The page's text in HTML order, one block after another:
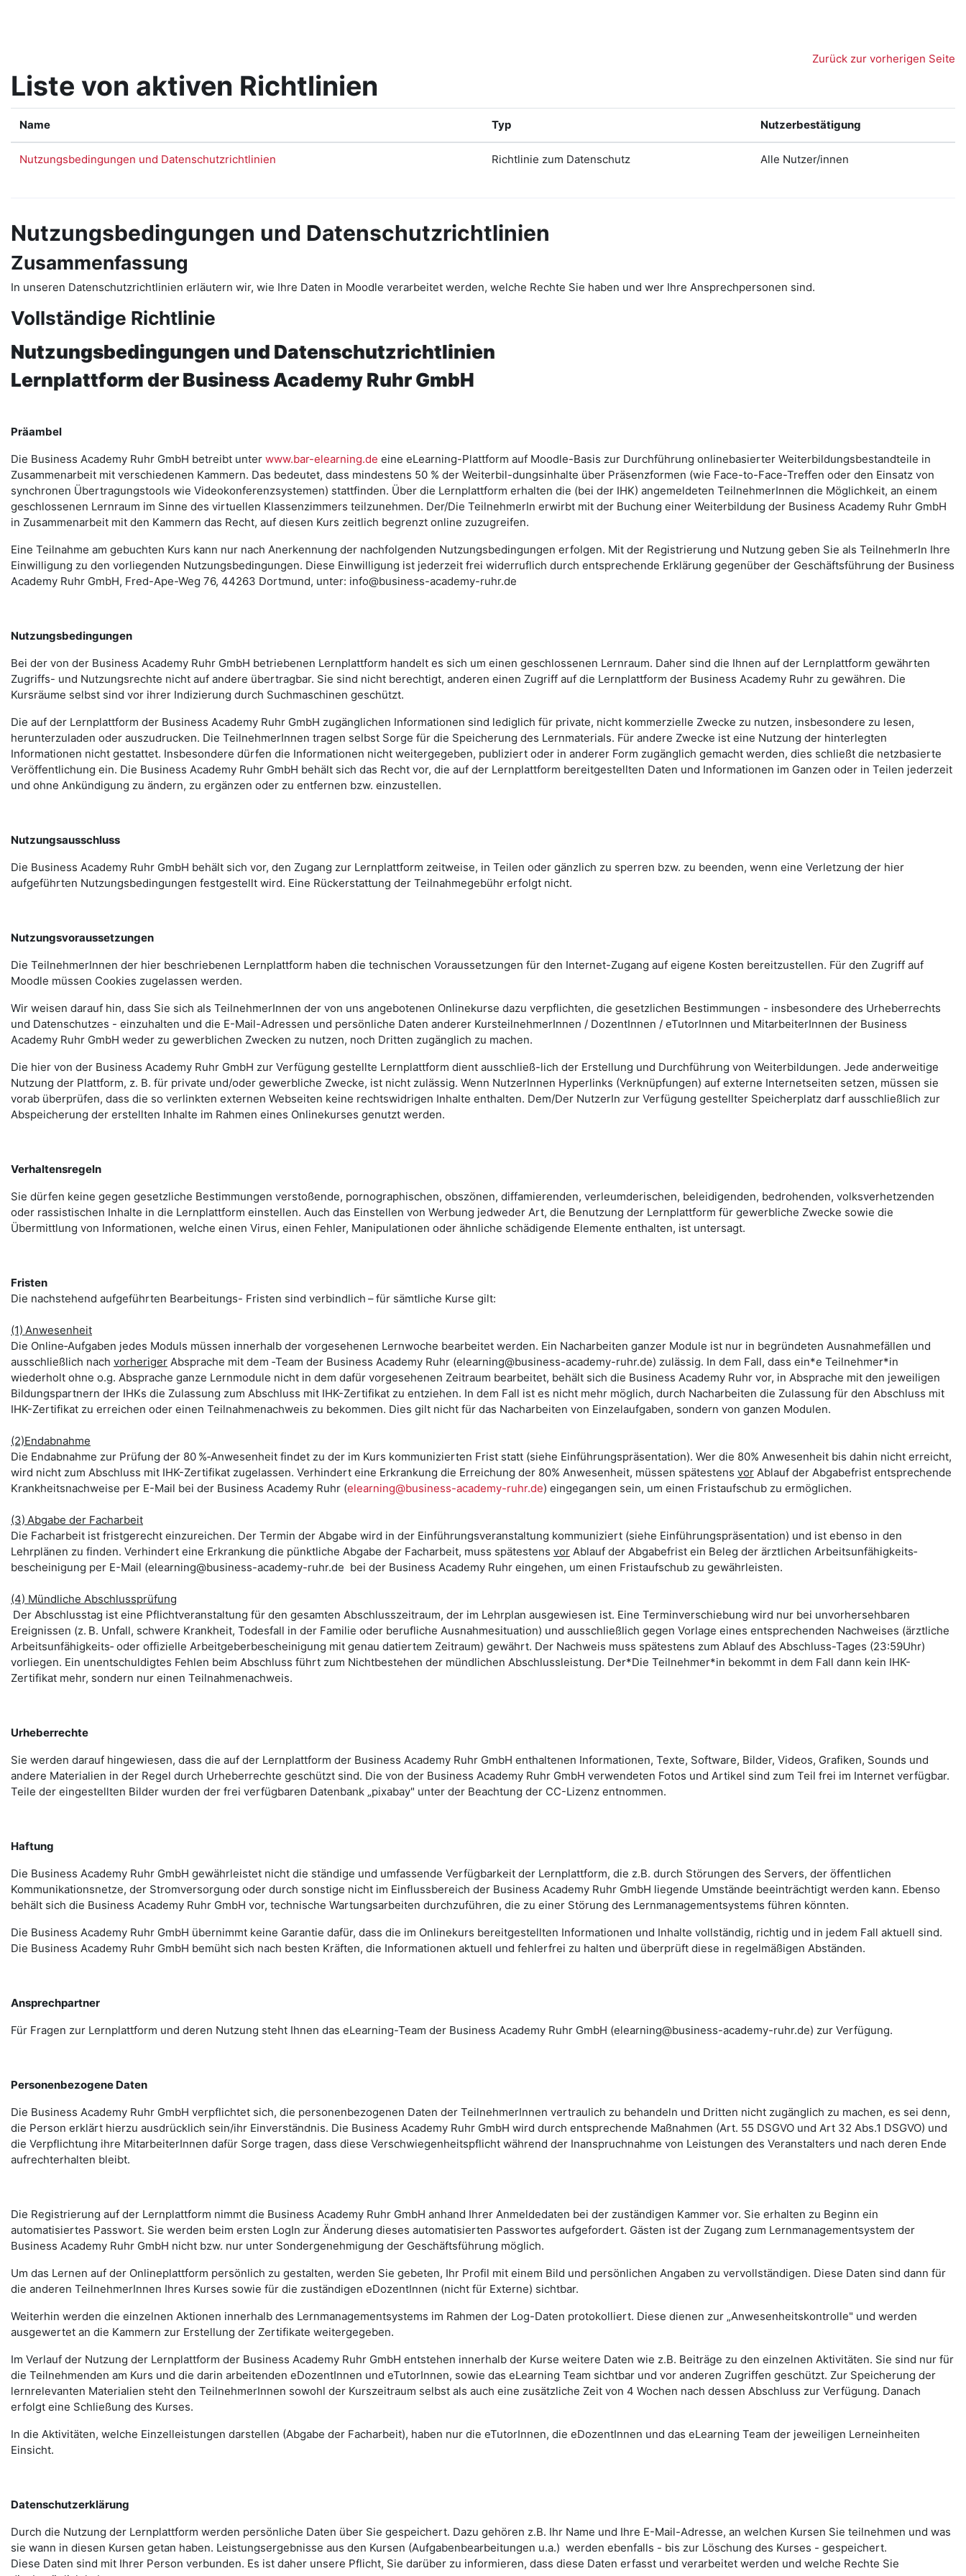
Zurück zur vorherigen Seite
Liste von aktiven Richtlinien
Name Typ Nutzerbestätigung
Nutzungsbedingungen und Datenschutzrichtlinien Richtlinie zum Datenschutz Alle Nutzer/innen
Nutzungsbedingungen und Datenschutzrichtlinien
Zusammenfassung
In unseren Datenschutzrichtlinien erläutern wir, wie Ihre Daten in Moodle verarbeitet werden, welche Rechte Sie haben und wer Ihre Ansprechpersonen sind.
Vollständige Richtlinie
Nutzungsbedingungen und Datenschutzrichtlinien
Lernplattform der Business Academy Ruhr GmbH
Präambel
Die Business Academy Ruhr GmbH betreibt unter www.bar-elearning.de eine eLearning-Plattform auf Moodle-Basis zur Durchführung onlinebasierter Weiterbildungsbestandteile in
Zusammenarbeit mit verschiedenen Kammern. Das bedeutet, dass mindestens 50 % der Weiterbil-dungsinhalte über Präsenzformen (wie Face-to-Face-Treffen oder den Einsatz von
synchronen Übertragungstools wie Videokonferenzsystemen) stattfinden. Über die Lernplattform erhalten die (bei der IHK) angemeldeten TeilnehmerInnen die Möglichkeit, an einem
geschlossenen Lernraum im Sinne des virtuellen Klassenzimmers teilzunehmen. Der/Die TeilnehmerIn erwirbt mit der Buchung einer Weiterbildung der Business Academy Ruhr GmbH
in Zusammenarbeit mit den Kammern das Recht, auf diesen Kurs zeitlich begrenzt online zuzugreifen.
Eine Teilnahme am gebuchten Kurs kann nur nach Anerkennung der nachfolgenden Nutzungsbedingungen erfolgen. Mit der Registrierung und Nutzung geben Sie als TeilnehmerIn Ihre
Einwilligung zu den vorliegenden Nutzungsbedingungen. Diese Einwilligung ist jederzeit frei widerruflich durch entsprechende Erklärung gegenüber der Geschäftsführung der Business
Academy Ruhr GmbH, Fred-Ape-Weg 76, 44263 Dortmund, unter: info@business-academy-ruhr.de
Nutzungsbedingungen
Bei der von der Business Academy Ruhr GmbH betriebenen Lernplattform handelt es sich um einen geschlossenen Lernraum. Daher sind die Ihnen auf der Lernplattform gewährten
Zugriffs- und Nutzungsrechte nicht auf andere übertragbar. Sie sind nicht berechtigt, anderen einen Zugriff auf die Lernplattform der Business Academy Ruhr zu gewähren. Die
Kursräume selbst sind vor ihrer Indizierung durch Suchmaschinen geschützt.
Die auf der Lernplattform der Business Academy Ruhr GmbH zugänglichen Informationen sind lediglich für private, nicht kommerzielle Zwecke zu nutzen, insbesondere zu lesen,
herunterzuladen oder auszudrucken. Die TeilnehmerInnen tragen selbst Sorge für die Speicherung des Lernmaterials. Für andere Zwecke ist eine Nutzung der hinterlegten
Informationen nicht gestattet. Insbesondere dürfen die Informationen nicht weitergegeben, publiziert oder in anderer Form zugänglich gemacht werden, dies schließt die netzbasierte
Veröffentlichung ein. Die Business Academy Ruhr GmbH behält sich das Recht vor, die auf der Lernplattform bereitgestellten Daten und Informationen im Ganzen oder in Teilen jederzeit
und ohne Ankündigung zu ändern, zu ergänzen oder zu entfernen bzw. einzustellen.
Nutzungsausschluss
Die Business Academy Ruhr GmbH behält sich vor, den Zugang zur Lernplattform zeitweise, in Teilen oder gänzlich zu sperren bzw. zu beenden, wenn eine Verletzung der hier
aufgeführten Nutzungsbedingungen festgestellt wird. Eine Rückerstattung der Teilnahmegebühr erfolgt nicht.
Nutzungsvoraussetzungen
Die TeilnehmerInnen der hier beschriebenen Lernplattform haben die technischen Voraussetzungen für den Internet-Zugang auf eigene Kosten bereitzustellen. Für den Zugriff auf
Moodle müssen Cookies zugelassen werden.
Wir weisen darauf hin, dass Sie sich als TeilnehmerInnen der von uns angebotenen Onlinekurse dazu verpflichten, die gesetzlichen Bestimmungen - insbesondere des Urheberrechts
und Datenschutzes - einzuhalten und die E-Mail-Adressen und persönliche Daten anderer KursteilnehmerInnen / DozentInnen / eTutorInnen und MitarbeiterInnen der Business
Academy Ruhr GmbH weder zu gewerblichen Zwecken zu nutzen, noch Dritten zugänglich zu machen.
Die hier von der Business Academy Ruhr GmbH zur Verfügung gestellte Lernplattform dient ausschließ-lich der Erstellung und Durchführung von Weiterbildungen. Jede anderweitige
Nutzung der Plattform, z. B. für private und/oder gewerbliche Zwecke, ist nicht zulässig. Wenn NutzerInnen Hyperlinks (Verknüpfungen) auf externe Internetseiten setzen, müssen sie
vorab überprüfen, dass die so verlinkten externen Webseiten keine rechtswidrigen Inhalte enthalten. Dem/Der NutzerIn zur Verfügung gestellter Speicherplatz darf ausschließlich zur
Abspeicherung der erstellten Inhalte im Rahmen eines Onlinekurses genutzt werden.
Verhaltensregeln
Sie dürfen keine gegen gesetzliche Bestimmungen verstoßende, pornographischen, obszönen, diffamierenden, verleumderischen, beleidigenden, bedrohenden, volksverhetzenden
oder rassistischen Inhalte in die Lernplattform einstellen. Auch das Einstellen von Werbung jedweder Art, die Benutzung der Lernplattform für gewerbliche Zwecke sowie die
Übermittlung von Informationen, welche einen Virus, einen Fehler, Manipulationen oder ähnliche schädigende Elemente enthalten, ist untersagt.
Fristen
Die nachstehend aufgeführten Bearbeitungs- Fristen sind verbindlich – für sämtliche Kurse gilt:
(1) Anwesenheit
Die Online‑Aufgaben jedes Moduls müssen innerhalb der vorgesehenen Lernwoche bearbeitet werden. Ein Nacharbeiten ganzer Module ist nur in begründeten Ausnahmefällen und
ausschließlich nach vorheriger Absprache mit dem ‑Team der Business Academy Ruhr (elearning@business-academy-ruhr.de) zulässig. In dem Fall, dass ein*e Teilnehmer*in
wiederholt ohne o.g. Absprache ganze Lernmodule nicht in dem dafür vorgesehenen Zeitraum bearbeitet, behält sich die Business Academy Ruhr vor, in Absprache mit den jeweiligen
Bildungspartnern der IHKs die Zulassung zum Abschluss mit IHK-Zertifikat zu entziehen. In dem Fall ist es nicht mehr möglich, durch Nacharbeiten die Zulassung für den Abschluss mit
IHK-Zertifikat zu erreichen oder einen Teilnahmenachweis zu bekommen. Dies gilt nicht für das Nacharbeiten von Einzelaufgaben, sondern von ganzen Modulen.
(2)Endabnahme
Die Endabnahme zur Prüfung der 80 %‑Anwesenheit findet zu der im Kurs kommunizierten Frist statt (siehe Einführungspräsentation). Wer die 80% Anwesenheit bis dahin nicht erreicht,
wird nicht zum Abschluss mit IHK-Zertifikat zugelassen. Verhindert eine Erkrankung die Erreichung der 80% Anwesenheit, müssen spätestens vor Ablauf der Abgabefrist entsprechende
Krankheitsnachweise per E-Mail bei der Business Academy Ruhr (elearning@business-academy-ruhr.de) eingegangen sein, um einen Fristaufschub zu ermöglichen.
(3) Abgabe der Facharbeit
Die Facharbeit ist fristgerecht einzureichen. Der Termin der Abgabe wird in der Einführungsveranstaltung kommuniziert (siehe Einführungspräsentation) und ist ebenso in den
Lehrplänen zu finden. Verhindert eine Erkrankung die pünktliche Abgabe der Facharbeit, muss spätestens vor Ablauf der Abgabefrist ein Beleg der ärztlichen Arbeitsunfähigkeits­
bescheinigung per E-Mail (elearning@business-academy-ruhr.de bei der Business Academy Ruhr eingehen, um einen Fristaufschub zu gewährleisten.
(4) Mündliche Abschlussprüfung
Der Abschlusstag ist eine Pflichtveranstaltung für den gesamten Abschlusszeitraum, der im Lehrplan ausgewiesen ist. Eine Terminverschiebung wird nur bei unvorhersehbaren
Ereignissen (z. B. Unfall, schwere Krankheit, Todesfall in der Familie oder berufliche Ausnahmesituation) und ausschließlich gegen Vorlage eines entsprechenden Nachweises (ärztliche
Arbeitsunfähigkeits‑ oder offizielle Arbeitgeberbescheinigung mit genau datiertem Zeitraum) gewährt. Der Nachweis muss spätestens zum Ablauf des Abschluss-Tages (23:59Uhr)
vorliegen. Ein unentschuldigtes Fehlen beim Abschluss führt zum Nichtbestehen der mündlichen Abschlussleistung. Der*Die Teilnehmer*in bekommt in dem Fall dann kein IHK-
Zertifikat mehr, sondern nur einen Teilnahmenachweis.
Urheberrechte
Sie werden darauf hingewiesen, dass die auf der Lernplattform der Business Academy Ruhr GmbH enthaltenen Informationen, Texte, Software, Bilder, Videos, Grafiken, Sounds und
andere Materialien in der Regel durch Urheberrechte geschützt sind. Die von der Business Academy Ruhr GmbH verwendeten Fotos und Artikel sind zum Teil frei im Internet verfügbar.
Teile der eingestellten Bilder wurden der frei verfügbaren Datenbank „pixabay" unter der Beachtung der CC-Lizenz entnommen.
Haftung
Die Business Academy Ruhr GmbH gewährleistet nicht die ständige und umfassende Verfügbarkeit der Lernplattform, die z.B. durch Störungen des Servers, der öffentlichen
Kommunikationsnetze, der Stromversorgung oder durch sonstige nicht im Einflussbereich der Business Academy Ruhr GmbH liegende Umstände beeinträchtigt werden kann. Ebenso
behält sich die Business Academy Ruhr GmbH vor, technische Wartungsarbeiten durchzuführen, die zu einer Störung des Lernmanagementsystems führen könnten.
Die Business Academy Ruhr GmbH übernimmt keine Garantie dafür, dass die im Onlinekurs bereitgestellten Informationen und Inhalte vollständig, richtig und in jedem Fall aktuell sind.
Die Business Academy Ruhr GmbH bemüht sich nach besten Kräften, die Informationen aktuell und fehlerfrei zu halten und überprüft diese in regelmäßigen Abständen.
Ansprechpartner
Für Fragen zur Lernplattform und deren Nutzung steht Ihnen das eLearning-Team der Business Academy Ruhr GmbH (elearning@business-academy-ruhr.de) zur Verfügung.
Personenbezogene Daten
Die Business Academy Ruhr GmbH verpflichtet sich, die personenbezogenen Daten der TeilnehmerInnen vertraulich zu behandeln und Dritten nicht zugänglich zu machen, es sei denn,
die Person erklärt hierzu ausdrücklich sein/ihr Einverständnis. Die Business Academy Ruhr GmbH wird durch entsprechende Maßnahmen (Art. 55 DSGVO und Art 32 Abs.1 DSGVO) und
die Verpflichtung ihre MitarbeiterInnen dafür Sorge tragen, dass diese Verschwiegenheitspflicht während der Inanspruchnahme von Leistungen des Veranstalters und nach deren Ende
aufrechterhalten bleibt.
Die Registrierung auf der Lernplattform nimmt die Business Academy Ruhr GmbH anhand Ihrer Anmeldedaten bei der zuständigen Kammer vor. Sie erhalten zu Beginn ein
automatisiertes Passwort. Sie werden beim ersten LogIn zur Änderung dieses automatisierten Passwortes aufgefordert. Gästen ist der Zugang zum Lernmanagementsystem der
Business Academy Ruhr GmbH nicht bzw. nur unter Sondergenehmigung der Geschäftsführung möglich.
Um das Lernen auf der Onlineplattform persönlich zu gestalten, werden Sie gebeten, Ihr Profil mit einem Bild und persönlichen Angaben zu vervollständigen. Diese Daten sind dann für
die anderen TeilnehmerInnen Ihres Kurses sowie für die zuständigen eDozentInnen (nicht für Externe) sichtbar.
Weiterhin werden die einzelnen Aktionen innerhalb des Lernmanagementsystems im Rahmen der Log-Daten protokolliert. Diese dienen zur „Anwesenheitskontrolle" und werden
ausgewertet an die Kammern zur Erstellung der Zertifikate weitergegeben.
Im Verlauf der Nutzung der Lernplattform der Business Academy Ruhr GmbH entstehen innerhalb der Kurse weitere Daten wie z.B. Beiträge zu den einzelnen Aktivitäten. Sie sind nur für
die Teilnehmenden am Kurs und die darin arbeitenden eDozentInnen und eTutorInnen, sowie das eLearning Team sichtbar und vor anderen Zugriffen geschützt. Zur Speicherung der
lernrelevanten Materialien steht den TeilnehmerInnen sowohl der Kurszeitraum selbst als auch eine zusätzliche Zeit von 4 Wochen nach dessen Abschluss zur Verfügung. Danach
erfolgt eine Schließung des Kurses.
In die Aktivitäten, welche Einzelleistungen darstellen (Abgabe der Facharbeit), haben nur die eTutorInnen, die eDozentInnen und das eLearning Team der jeweiligen Lerneinheiten
Einsicht.
Datenschutzerklärung
Durch die Nutzung der Lernplattform werden persönliche Daten über Sie gespeichert. Dazu gehören z.B. Ihr Name und Ihre E-Mail-Adresse, an welchen Kursen Sie teilnehmen und was
sie wann in diesen Kursen getan haben. Leistungsergebnisse aus den Kursen (Aufgabenbearbeitungen u.a.) werden ebenfalls - bis zur Löschung des Kurses - gespeichert.
Diese Daten sind mit Ihrer Person verbunden. Es ist daher unsere Pflicht, Sie darüber zu informieren, dass diese Daten erfasst und verarbeitet werden und welche Rechte Sie